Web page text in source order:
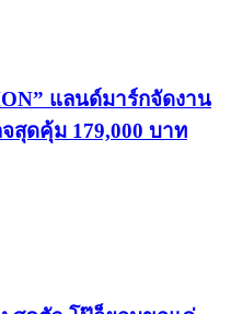
แลนด์มาร์กจัดงาน
สุดคุ้ม 179,000 บาท